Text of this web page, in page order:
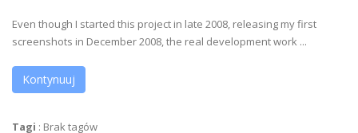
Even though I started this project in late 2008, releasing my first
screenshots in December 2008, the real development work ...
Kontynuuj
Tagi : Brak tagów